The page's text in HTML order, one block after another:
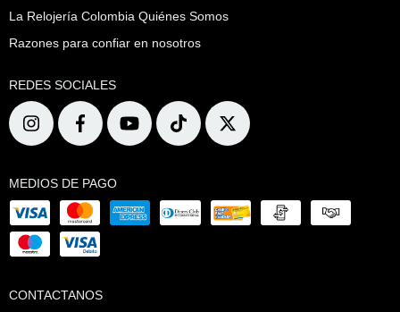
La Relojería Colombia Quiénes Somos
Razones para confiar en nosotros
REDES SOCIALES
MEDIOS DE PAGO
CONTACTANOS